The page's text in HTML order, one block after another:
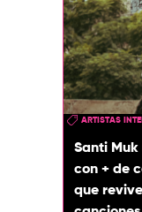
ARTISTAS
Santi
con + de
que